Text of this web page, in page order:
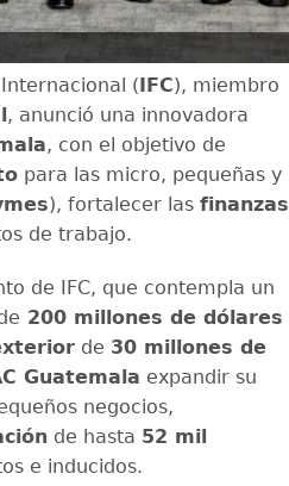
(IFC), miembro
, anunció una innovadora
, con el objetivo de
para las micro, pequeñas y
), fortalecer las finanzas
de trabajo.
de IFC, que contempla un
200 millones de dólares
de 30 millones de
Guatemala expandir su
negocios,
de hasta 52 mil
e inducidos.